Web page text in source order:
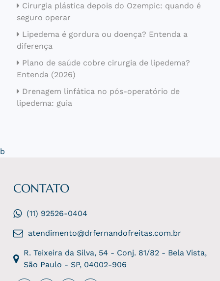
Cirurgia plástica depois do Ozempic: quando é
seguro operar
Lipedema é gordura ou doença? Entenda a
diferença
Plano de saúde cobre cirurgia de lipedema?
Entenda (2026)
Drenagem linfática no pós-operatório de
lipedema: guia
b
CONTATO
(11) 92526-0404
atendimento@drfernandofreitas.com.br
R. Teixeira da Silva, 54 - Conj. 81/82 - Bela Vista,
São Paulo - SP, 04002-906